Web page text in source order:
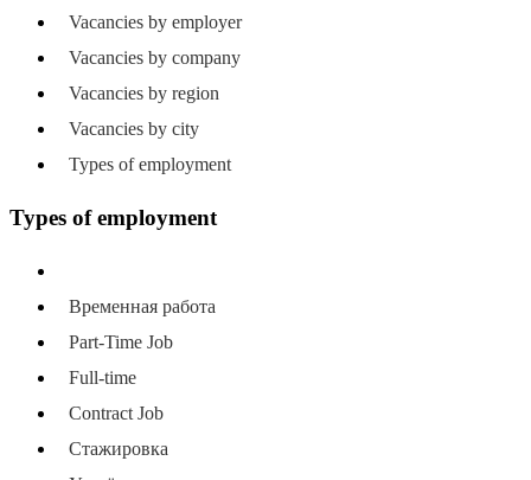
Vacancies by employer
Vacancies by company
Vacancies by region
Vacancies by city
Types of employment
Types of employment
Временная работа
Part-Time Job
Full-time
Contract Job
Стажировка